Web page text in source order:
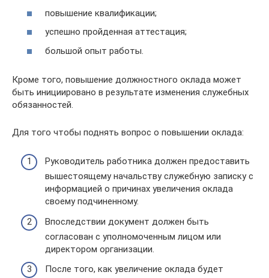
повышение квалификации;
успешно пройденная аттестация;
большой опыт работы.
Кроме того, повышение должностного оклада может
быть инициировано в результате изменения служебных
обязанностей.
Для того чтобы поднять вопрос о повышении оклада:
Руководитель работника должен предоставить
вышестоящему начальству служебную записку с
информацией о причинах увеличения оклада
своему подчиненному.
Впоследствии документ должен быть
согласован с уполномоченным лицом или
директором организации.
После того, как увеличение оклада будет